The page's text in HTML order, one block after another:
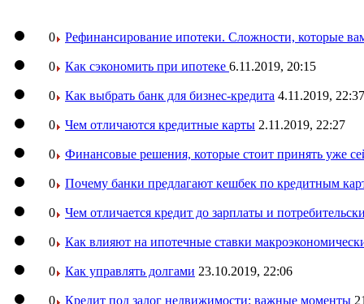
0 Рефинансирование ипотеки. Сложности, которые
0 Как сэкономить при ипотеке 6.11.2019, 20:15
0 Как выбрать банк для бизнес-кредита 4.11.2019, 22:37
0 Чем отличаются кредитные карты 2.11.2019, 22:27
0 Финансовые решения, которые стоит принять уже
0 Почему банки предлагают кешбек по кредитным
0 Чем отличается кредит до зарплаты и
0 Как влияют на ипотечные ставки
0 Как управлять долгами 23.10.2019, 22:06
0 Кредит под залог недвижимости: важные моменты